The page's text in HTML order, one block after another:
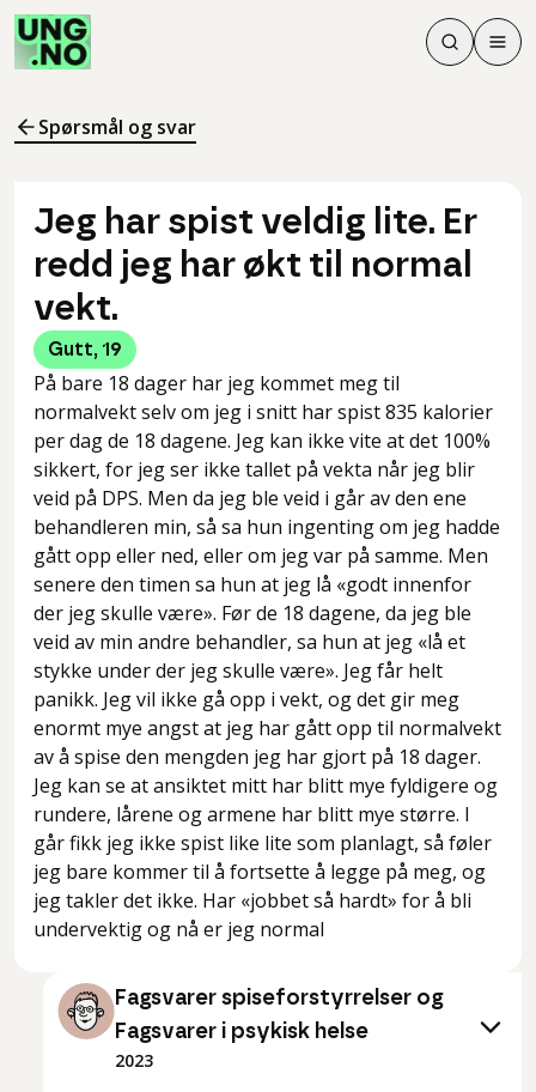
Søk
Søk
Meny
Spørsmål og svar
Jeg har spist veldig lite. Er
redd jeg har økt til normal
vekt.
Gutt, 19
På bare 18 dager har jeg kommet meg til
normalvekt selv om jeg i snitt har spist 835 kalorier
per dag de 18 dagene. Jeg kan ikke vite at det 100%
sikkert, for jeg ser ikke tallet på vekta når jeg blir
veid på DPS. Men da jeg ble veid i går av den ene
behandleren min, så sa hun ingenting om jeg hadde
gått opp eller ned, eller om jeg var på samme. Men
senere den timen sa hun at jeg lå «godt innenfor
der jeg skulle være». Før de 18 dagene, da jeg ble
veid av min andre behandler, sa hun at jeg «lå et
stykke under der jeg skulle være». Jeg får helt
panikk. Jeg vil ikke gå opp i vekt, og det gir meg
enormt mye angst at jeg har gått opp til normalvekt
av å spise den mengden jeg har gjort på 18 dager.
Jeg kan se at ansiktet mitt har blitt mye fyldigere og
rundere, lårene og armene har blitt mye større. I
går fikk jeg ikke spist like lite som planlagt, så føler
jeg bare kommer til å fortsette å legge på meg, og
jeg takler det ikke. Har «jobbet så hardt» for å bli
undervektig og nå er jeg normal
Fagsvarer spiseforstyrrelser og
Fagsvarer i psykisk helse
2023